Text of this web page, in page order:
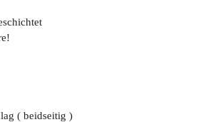
( beidseitig )